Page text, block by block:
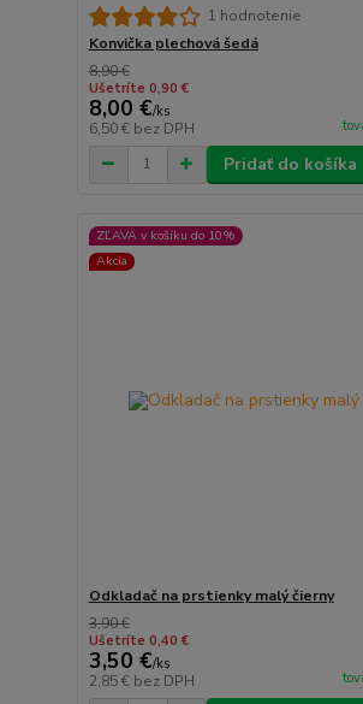
1 hodnotenie
Konvička plechová šedá
8,90 €
Ušetríte 0,90 €
8,00 €/ks
6,50 € bez DPH
Pridať do košíka
ZĽAVA v košíku do 10%
Akcia
Odkladač na prstienky malý čierny
3,90 €
Ušetríte 0,40 €
3,50 €/ks
2,85 € bez DPH